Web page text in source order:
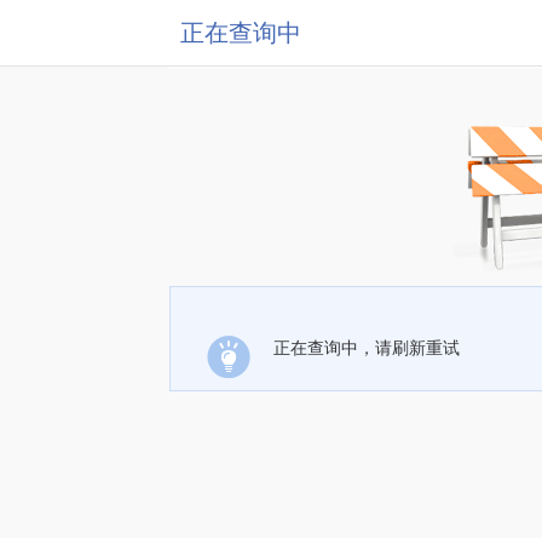
正在查询中
正在查询中，请刷新重试